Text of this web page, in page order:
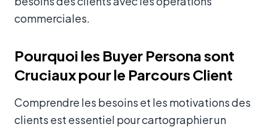
commerciales.
Pourquoi les Buyer Persona sont
Cruciaux pour le Parcours Client
Comprendre les besoins et les motivations des
clients est essentiel pour cartographier un